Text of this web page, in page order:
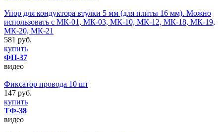
Упор для кондуктора втулки 5 мм (для плиты 16 мм). Можно
использовать с МК-01, МК-03, МК-10, МК-12, МК-18, МК-19,
МК-20, МК-21
581 руб.
купить
ФП-37
видео
Фиксатор провода 10 шт
147 руб.
купить
ТФ-38
видео